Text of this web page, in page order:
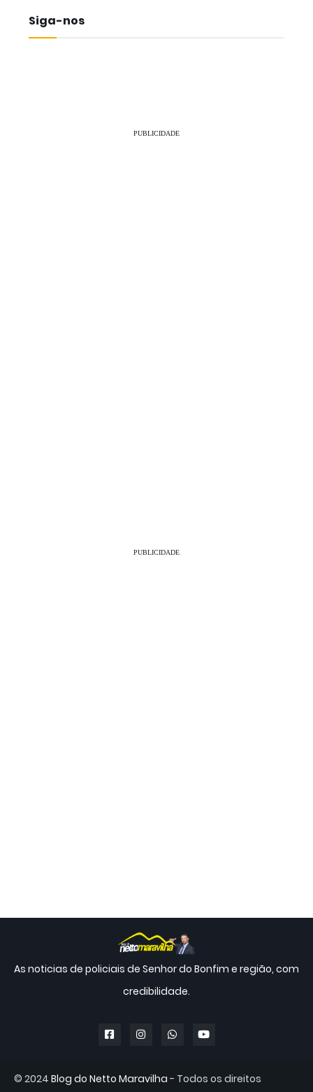
Siga-nos
PUBLICIDADE
PUBLICIDADE
As noticias de policiais de Senhor do Bonfim e região, com
credibilidade.
© 2024 Blog do Netto Maravilha - Todos os direitos